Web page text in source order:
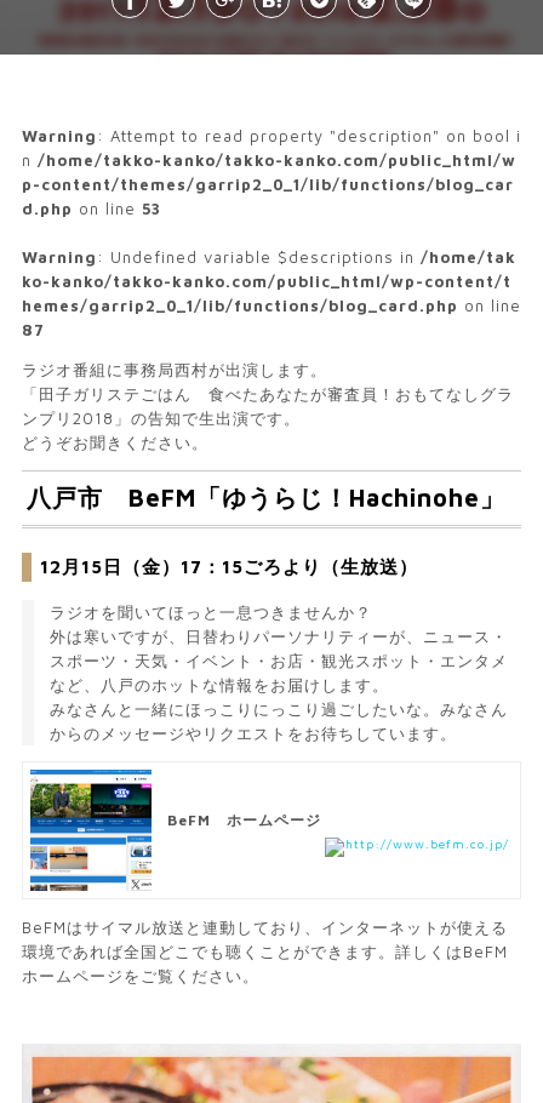
Warning : Attempt to read property "description" on bool i
n /home/takko-kanko/takko-kanko.com/public_html/w
p-content/themes/garrip2_0_1/lib/functions/blog_car
d.php on line 53
Warning : Undefined variable $descriptions in /home/tak
ko-kanko/takko-kanko.com/public_html/wp-content/t
hemes/garrip2_0_1/lib/functions/blog_card.php on line
87
ラジオ番組に事務局西村が出演します。
「田子ガリステごはん 食べたあなたが審査員！おもてなしグラ
ンプリ2018」の告知で生出演です。
どうぞお聞きください。
八戸市 BeFM「ゆうらじ！Hachinohe」
12月15日（金）17：15ごろより（生放送）
ラジオを聞いてほっと一息つきませんか？
外は寒いですが、日替わりパーソナリティーが、ニュース・
スポーツ・天気・イベント・お店・観光スポット・エンタメ
など、八戸のホットな情報をお届けします。
みなさんと一緒にほっこりにっこり過ごしたいな。みなさん
からのメッセージやリクエストをお待ちしています。
BeFM ホームページ
http://www.befm.co.jp/
BeFMはサイマル放送と連動しており、インターネットが使える
環境であれば全国どこでも聴くことができます。詳しくはBeFM
ホームページをご覧ください。